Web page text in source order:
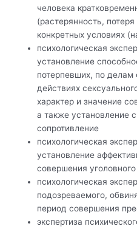
человека
(растерянность,
конкретных условиях
психологическая
установление
потерпевших, по делам
действиях
характер и значение
а также установление
сопротивление
психологическая
установление
совершения
психологическая
подозреваемого,
период совершения
экспертиза